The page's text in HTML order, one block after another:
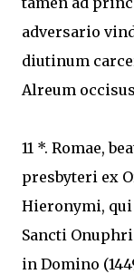
adversario
diutinum
Alreum occisus
11 *. Romae,
presbyteri ex
Hieronymi,
Sancti
in Domino